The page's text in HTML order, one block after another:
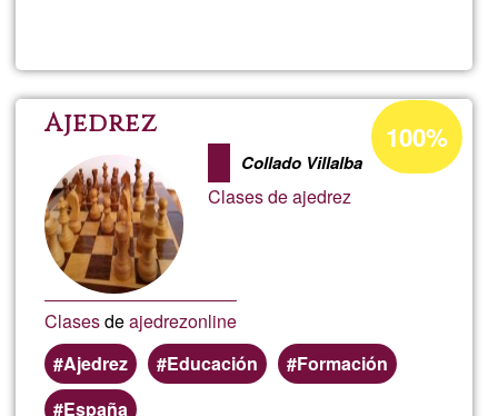
FabLab
Ajedrez
Collado Villalba
Clases de ajedrez
Clasesdeajedrezonline
Ajedrez
Educación
Formación
España
Porcentaje
de
aceptación
100%